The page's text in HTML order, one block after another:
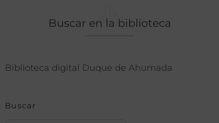
Buscar en la biblioteca
Biblioteca digital Duque de Ahumada
Buscar